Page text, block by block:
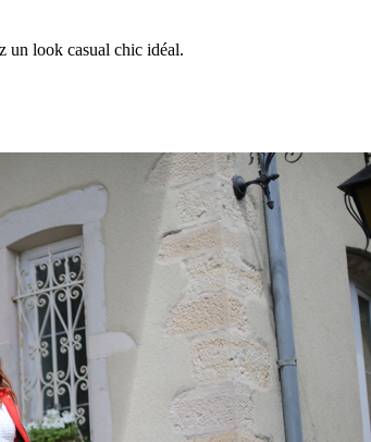
un look casual chic idéal.